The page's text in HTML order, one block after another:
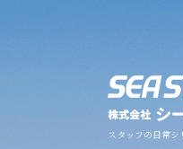
スタッフの日常